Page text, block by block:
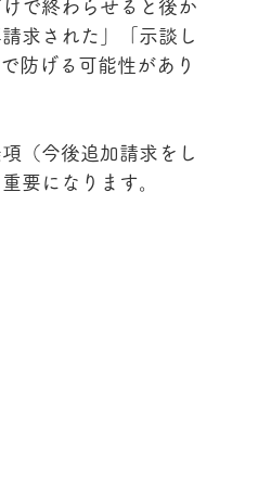
で終わらせると後か
求された」「示談し
防げる可能性があり
（今後追加請求をし
要になります。